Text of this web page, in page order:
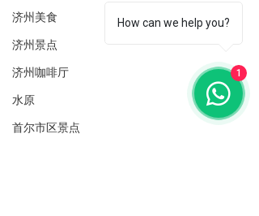
济州美食
济州景点
济州咖啡厅
水原
首尔市区景点
How can we help you?
1